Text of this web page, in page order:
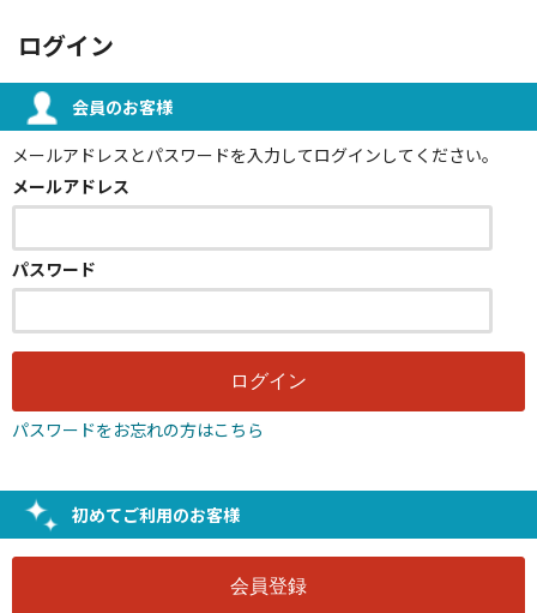
ログイン
会員のお客様
メールアドレスとパスワードを入力してログインしてください。
メールアドレス
パスワード
パスワードをお忘れの方はこちら
初めてご利用のお客様